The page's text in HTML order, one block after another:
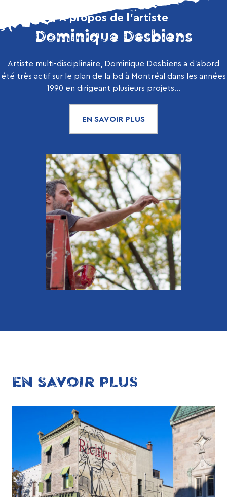
À propos de l’artiste
Dominique Desbiens
Artiste multi-disciplinaire, Dominique Desbiens a d’abord
été très actif sur le plan de la bd à Montréal dans les années
1990 en dirigeant plusieurs projets...
EN SAVOIR PLUS
EN SAVOIR PLUS